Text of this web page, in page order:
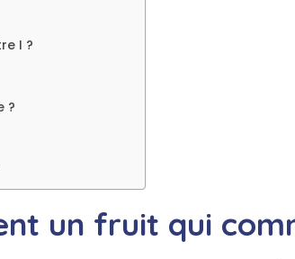
I ?
?
un fruit qui